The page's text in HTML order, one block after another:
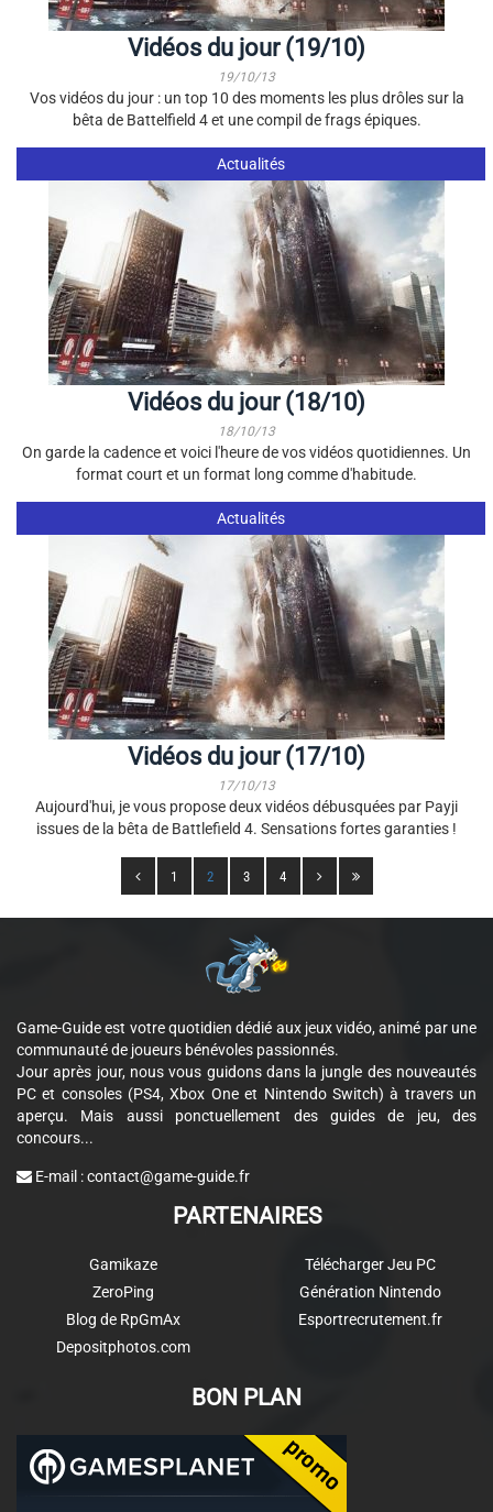
Vidéos du jour (19/10)
19/10/13
Vos vidéos du jour : un top 10 des moments les plus drôles sur la
bêta de Battelfield 4 et une compil de frags épiques.
Actualités
Vidéos du jour (18/10)
18/10/13
On garde la cadence et voici l'heure de vos vidéos quotidiennes. Un
format court et un format long comme d'habitude.
Actualités
Vidéos du jour (17/10)
17/10/13
Aujourd'hui, je vous propose deux vidéos débusquées par Payji
issues de la bêta de Battlefield 4. Sensations fortes garanties !
1 2 3 4
Game-Guide est votre quotidien dédié aux jeux vidéo, animé par une
communauté de joueurs bénévoles passionnés.
Jour après jour, nous vous guidons dans la jungle des nouveautés
PC et consoles (PS4, Xbox One et Nintendo Switch) à travers un
aperçu. Mais aussi ponctuellement des guides de jeu, des
concours...
E-mail :contact@game-guide.fr
PARTENAIRES
Gamikaze
ZeroPing
Blog de RpGmAx
Depositphotos.com
Télécharger Jeu PC
Génération Nintendo
Esportrecrutement.fr
BON PLAN